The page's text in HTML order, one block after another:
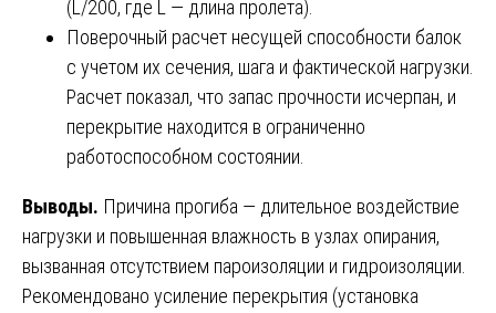
(L/200, где L — длина пролета).
Поверочный расчет несущей способности балок
с учетом их сечения, шага и фактической нагрузки.
Расчет показал, что запас прочности исчерпан, и
перекрытие находится в ограниченно
работоспособном состоянии.
Выводы. Причина прогиба — длительное воздействие
нагрузки и повышенная влажность в узлах опирания,
вызванная отсутствием пароизоляции и гидроизоляции.
Рекомендовано усиление перекрытия (установка